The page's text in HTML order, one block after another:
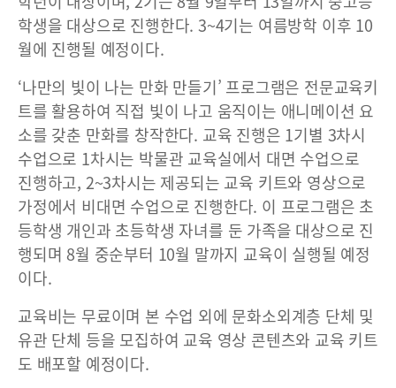
학생을 대상으로 진행한다. 3~4기는 여름방학 이후 10
월에 진행될 예정이다.
‘나만의 빛이 나는 만화 만들기’ 프로그램은 전문교육키
트를 활용하여 직접 빛이 나고 움직이는 애니메이션 요
소를 갖춘 만화를 창작한다. 교육 진행은 1기별 3차시
수업으로 1차시는 박물관 교육실에서 대면 수업으로
진행하고, 2~3차시는 제공되는 교육 키트와 영상으로
가정에서 비대면 수업으로 진행한다. 이 프로그램은 초
등학생 개인과 초등학생 자녀를 둔 가족을 대상으로 진
행되며 8월 중순부터 10월 말까지 교육이 실행될 예정
이다.
교육비는 무료이며 본 수업 외에 문화소외계층 단체 및
유관 단체 등을 모집하여 교육 영상 콘텐츠와 교육 키트
도 배포할 예정이다.